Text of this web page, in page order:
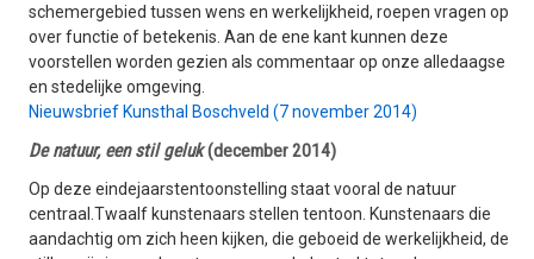
schemergebied tussen wens en werkelijkheid, roepen vragen op
over functie of betekenis. Aan de ene kant kunnen deze
voorstellen worden gezien als commentaar op onze alledaagse
en stedelijke omgeving.
Nieuwsbrief Kunsthal Boschveld (7 november 2014)
De natuur, een stil geluk(december 2014)
Op deze eindejaarstentoonstelling staat vooral de natuur
centraal.Twaalf kunstenaars stellen tentoon. Kunstenaars die
aandachtig om zich heen kijken, die geboeid de werkelijkheid, de